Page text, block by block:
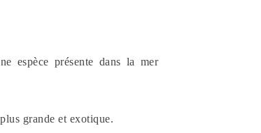
espèce présente dans la mer
grande et exotique.